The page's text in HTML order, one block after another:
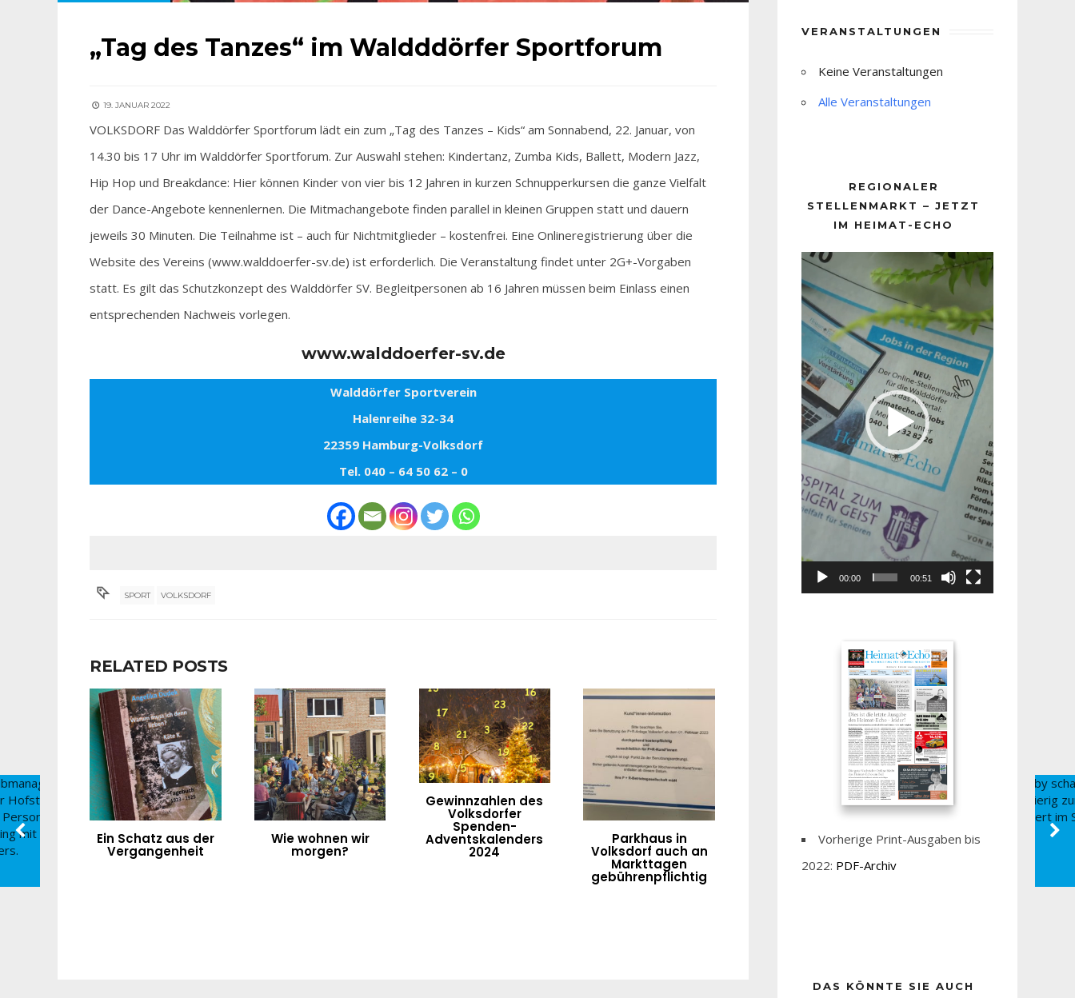
„Tag des Tanzes“ im Waldddörfer Sportforum
19. JANUAR 2022
VOLKSDORF Das Walddörfer Sportforum lädt ein zum „Tag des Tanzes – Kids“ am Sonnabend, 22. Januar, von
14.30 bis 17 Uhr im Walddörfer Sportforum. Zur Auswahl stehen: Kindertanz, Zumba Kids, Ballett, Modern Jazz,
Hip Hop und Breakdance: Hier können Kinder von vier bis 12 Jahren in kurzen Schnupperkursen die ganze Vielfalt
der Dance-Angebote kennenlernen. Die Mitmachangebote finden parallel in kleinen Gruppen statt und dauern
jeweils 30 Minuten. Die Teilnahme ist – auch für Nichtmitglieder – kostenfrei. Eine Onlineregistrierung über die
Website des Vereins (www.walddoerfer-sv.de) ist erforderlich. Die Veranstaltung findet unter 2G+-Vorgaben
statt. Es gilt das Schutzkonzept des Walddörfer SV. Begleitpersonen ab 16 Jahren müssen beim Einlass einen
entsprechenden Nachweis vorlegen.
www.walddoerfer-sv.de
Walddörfer Sportverein
Halenreihe 32-34
22359 Hamburg-Volksdorf
Tel. 040 – 64 50 62 – 0
SPORT VOLKSDORF
RELATED POSTS
Ein Schatz aus der
Vergangenheit
Wie wohnen wir
morgen?
Gewinnzahlen des
Volksdorfer
Spenden-
Adventskalenders
2024
Parkhaus in
Volksdorf auch an
Markttagen
gebührenpflichtig
VERANSTALTUNGEN
Keine Veranstaltungen
Alle Veranstaltungen
REGIONALER
STELLENMARKT – JETZT
IM HEIMAT-ECHO
Player
00:00 00:51
Vorherige Print-Ausgaben bis
2022: PDF-Archiv
DAS KÖNNTE SIE AUCH